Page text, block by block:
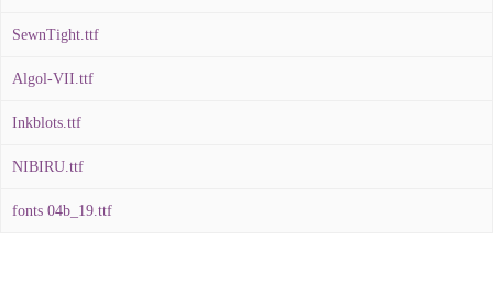
SewnTight.ttf
Algol-VII.ttf
Inkblots.ttf
NIBIRU.ttf
fonts 04b_19.ttf